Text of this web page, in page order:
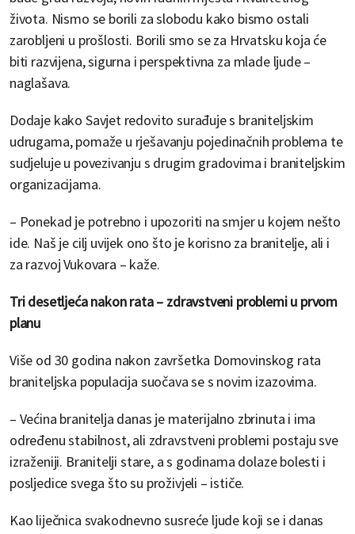
života. Nismo se borili za slobodu kako bismo ostali
zarobljeni u prošlosti. Borili smo se za Hrvatsku koja će
biti razvijena, sigurna i perspektivna za mlade ljude –
naglašava.
Dodaje kako Savjet redovito surađuje s braniteljskim
udrugama, pomaže u rješavanju pojedinačnih problema te
sudjeluje u povezivanju s drugim gradovima i braniteljskim
organizacijama.
– Ponekad je potrebno i upozoriti na smjer u kojem nešto
ide. Naš je cilj uvijek ono što je korisno za branitelje, ali i
za razvoj Vukovara – kaže.
Tri desetljeća nakon rata – zdravstveni problemi u prvom
planu
Više od 30 godina nakon završetka Domovinskog rata
braniteljska populacija suočava se s novim izazovima.
– Većina branitelja danas je materijalno zbrinuta i ima
određenu stabilnost, ali zdravstveni problemi postaju sve
izraženiji. Branitelji stare, a s godinama dolaze bolesti i
posljedice svega što su proživjeli – ističe.
Kao liječnica svakodnevno susreće ljude koji se i danas